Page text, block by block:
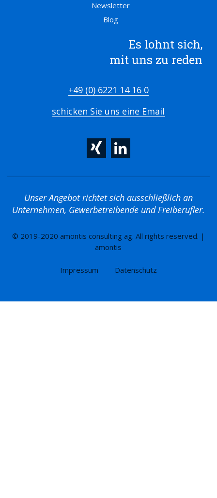
Newsletter
Blog
Es lohnt sich,
mit uns zu reden
+49 (0) 6221 14 16 0
schicken Sie uns eine Email
Unser Angebot richtet sich ausschließlich an
Unternehmen, Gewerbetreibende und Freiberufler.
© 2019-2020 amontis consulting ag. All rights reserved. |
amontis
Impressum Datenschutz